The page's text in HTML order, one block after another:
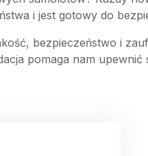
i jest gotowy do
bezpieczeństwo i
pomaga nam upewnić